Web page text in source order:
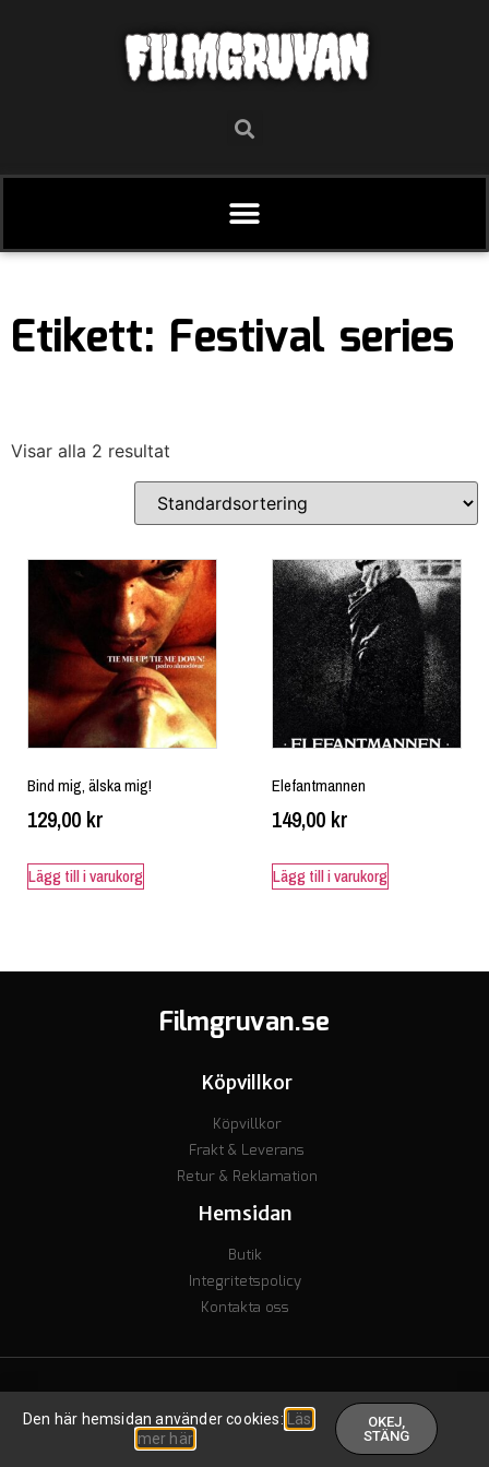
FILMGRUVAN
Etikett: Festival series
Visar alla 2 resultat
Bind mig, älska mig!
129,00 kr
Lägg till i varukorg
Elefantmannen
149,00 kr
Lägg till i varukorg
Filmgruvan.se
Köpvillkor
Köpvillkor
Frakt & Leverans
Retur & Reklamation
Hemsidan
Butik
Integritetspolicy
Kontakta oss
Skapad av inkomstguiden
Den här hemsidan använder cookies:Läs
mer här.
OKEJ,
STÄNG